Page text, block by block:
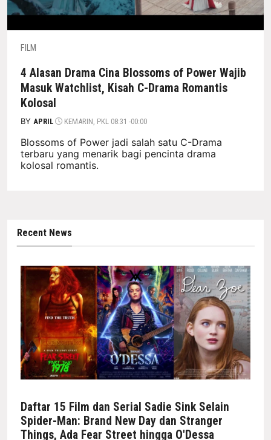
FILM
4 Alasan Drama Cina Blossoms of Power Wajib
Masuk Watchlist, Kisah C-Drama Romantis
Kolosal
BY APRIL KEMARIN, PKL 08:31 -00:00
Blossoms of Power jadi salah satu C-Drama
terbaru yang menarik bagi pencinta drama
kolosal romantis.
Recent News
Daftar 15 Film dan Serial Sadie Sink Selain
Spider-Man: Brand New Day dan Stranger
Things, Ada Fear Street hingga O'Dessa